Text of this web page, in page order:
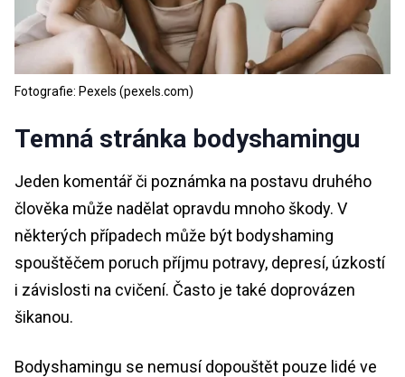
Fotografie: Pexels (pexels.com)
Temná stránka bodyshamingu
Jeden komentář či poznámka na postavu druhého
člověka může nadělat opravdu mnoho škody. V
některých případech může být bodyshaming
spouštěčem poruch příjmu potravy, depresí, úzkostí
i závislosti na cvičení. Často je také doprovázen
šikanou.
Bodyshamingu se nemusí dopouštět pouze lidé ve